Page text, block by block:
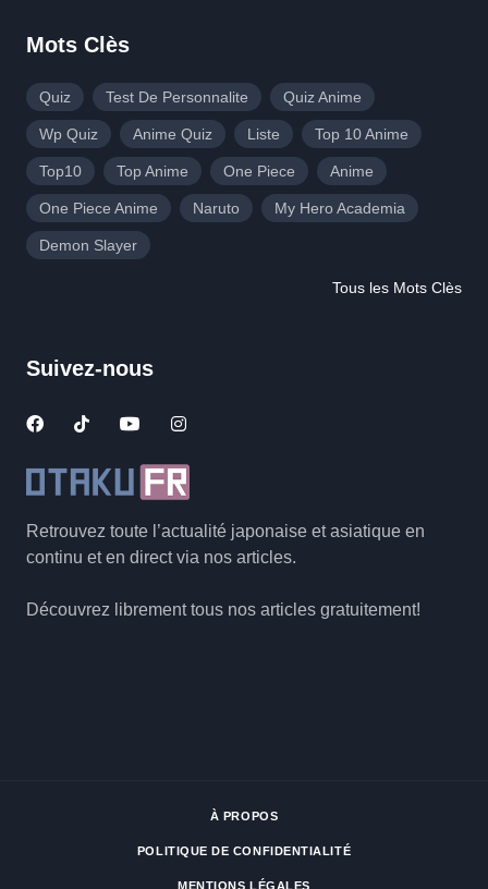
Retrouvez toute l’actualité japonaise et asiatique en
continu et en direct via nos articles.
Découvrez librement tous nos articles gratuitement!
Mots Clès
Quiz Test De Personnalite Quiz Anime
Wp Quiz Anime Quiz Liste Top 10 Anime
Top10 Top Anime One Piece Anime
One Piece Anime Naruto My Hero Academia
Demon Slayer
Tous les Mots Clès
Suivez-nous
À PROPOS
POLITIQUE DE CONFIDENTIALITÉ
MENTIONS LÉGALES